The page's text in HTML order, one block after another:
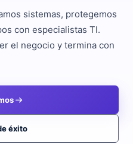
sistemas, protegemos
con especialistas TI.
el negocio y termina con
éxito